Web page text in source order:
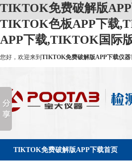
TIKTOK免费破解版
TIKTOK色板APP下载
APP下载,TIKTOK国际
您好，欢迎来到 TIKTOK免费破解版APP下载仪器
TIKTOK免费破解版APP下载首页